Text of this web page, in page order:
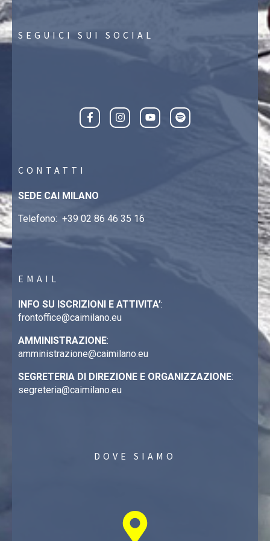
SEGUICI SUI SOCIAL
CONTATTI
SEDE CAI MILANO
Telefono: +39 02 86 46 35 16
EMAIL
INFO SU ISCRIZIONI E ATTIVITA’:
frontoffice@caimilano.eu
AMMINISTRAZIONE:
amministrazione@caimilano.eu
SEGRETERIA DI DIREZIONE E ORGANIZZAZIONE:
segreteria@caimilano.eu
DOVE SIAMO